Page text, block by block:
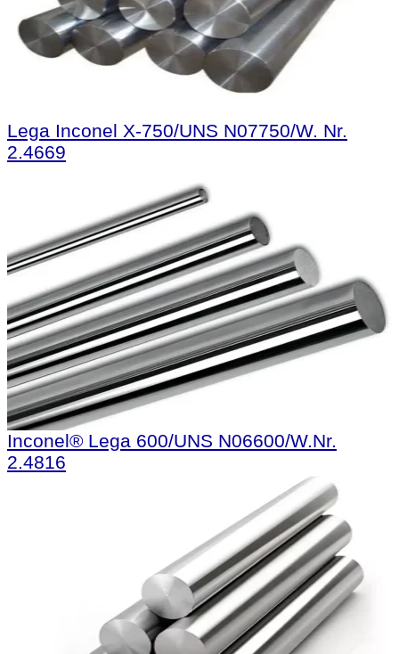
Lega Inconel X-750/UNS N07750/W. Nr.
2.4669
Inconel® Lega 600/UNS N06600/W.Nr.
2.4816